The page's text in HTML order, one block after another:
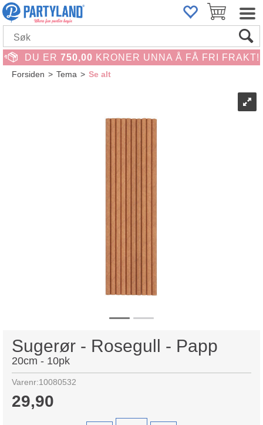
DU ER 750,00 KRONER UNNA Å FÅ FRI FRAKT!
Forsiden>Tema>Se alt
Sugerør - Rosegull - Papp
20cm - 10pk
Varenr:10080532
29,90